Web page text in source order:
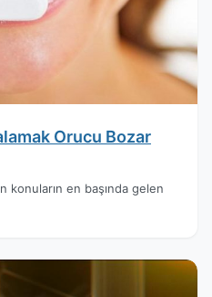
Orucu Bozar
konuların en başında gelen